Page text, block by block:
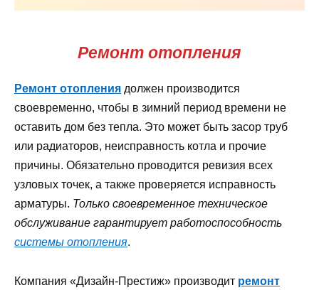
Ремонт отопления
Ремонт отопления должен производится
своевременно, чтобы в зимний период времени не
оставить дом без тепла. Это может быть засор труб
или радиаторов, неисправность котла и прочие
причины. Обязательно проводится ревизия всех
узловых точек, а также проверяется исправность
арматуры. Только своевременное техническое
обслуживание гарантирует работоспособность
системы отопления.
Компания «Дизайн-Престиж» производит ремонт